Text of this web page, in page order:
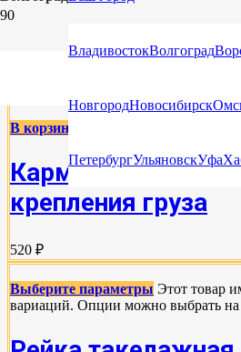
ВладивостокВолгоград
НовгородНовосибирск
ПетербургУльяновскУфа
РЕЙКИ ТАКЕЛАЖНЫЕ,
В корзину
Карман
крепления груза
520 ₽
Выберите параметры Этот товар
вариаций. Опции можно выбрать на